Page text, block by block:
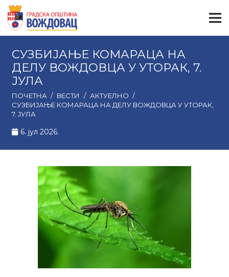
СУЗБИЈАЊЕ КОМАРАЦА НА
ДЕЛУ ВОЖДОВЦА У УТОРАК, 7.
ЈУЛА
ПОЧЕТНА / ВЕСТИ / АКТУЕЛНО /
СУЗБИЈАЊЕ КОМАРАЦА НА ДЕЛУ ВОЖДОВЦА У УТОРАК,
7. ЈУЛА
6. јул 2026.